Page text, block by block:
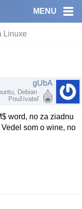
MENU
Linuxe
gUbA
Debian
Používateľ
word, no za ziadnu
som o wine, no